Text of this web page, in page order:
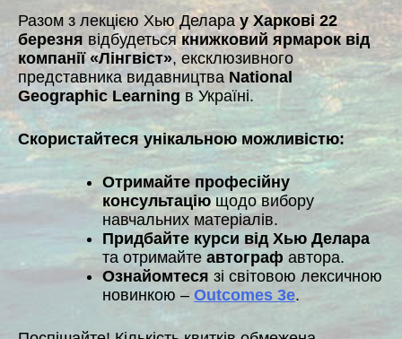
Разом з лекцією Хью Деларау Харкові 22
березня відбудеться книжковий ярмарок від
компанії «Лінгвіст», ексклюзивного
представника видавництва National
Geographic Learning в Україні.
Скористайтеся унікальною можливістю:
Отримайте професійну
консультаціющодо вибору
навчальних матеріалів.
Придбайте курси від Хью Делара
та отримайте автограф автора.
Ознайомтеся зі світовою лексичною
новинкою – Outcomes 3e.